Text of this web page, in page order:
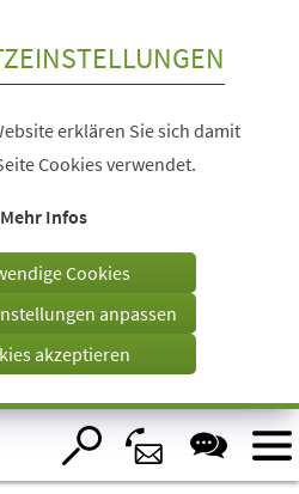
erklären Sie sich damit
Cookies verwendet.
Mehr Infos
Cookies
anpassen
akzeptieren